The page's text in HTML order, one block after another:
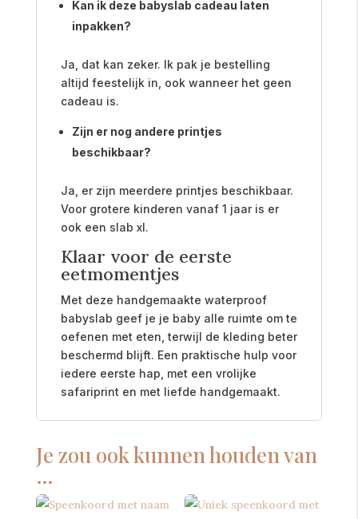
Kan ik deze babyslab cadeau laten
inpakken?
Ja, dat kan zeker. Ik pak je bestelling
altijd feestelijk in, ook wanneer het geen
cadeau is.
Zijn er nog andere printjes
beschikbaar?
Ja, er zijn meerdere printjes beschikbaar.
Voor grotere kinderen vanaf 1 jaar is er
ook een slab xl.
Klaar voor de eerste
eetmomentjes
Met deze handgemaakte waterproof
babyslab geef je je baby alle ruimte om te
oefenen met eten, terwijl de kleding beter
beschermd blijft. Een praktische hulp voor
iedere eerste hap, met een vrolijke
safariprint en met liefde handgemaakt.
Je zou ook kunnen houden van
…